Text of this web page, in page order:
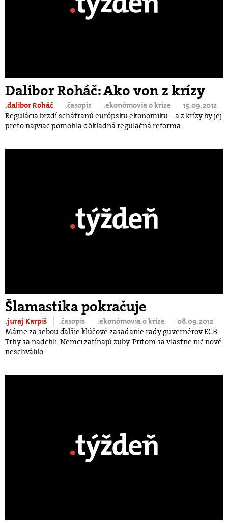
Dalibor Roháč: Ako von z krízy
.dalibor Roháč .časopis .ekonómovia o kríze
15.09.2012
Regulácia brzdí schátranú európsku ekonomiku – a z krízy by jej
preto najviac pomohla dôkladná regulačná reforma.
Šlamastika pokračuje
.juraj Karpiš .časopis .ekonómovia o kríze
08.09.2012
Máme za sebou ďalšie kľúčové zasadanie rady guvernérov ECB.
Trhy sa nadchli, Nemci zatínajú zuby. Pritom sa vlastne nič nové
neschválilo.